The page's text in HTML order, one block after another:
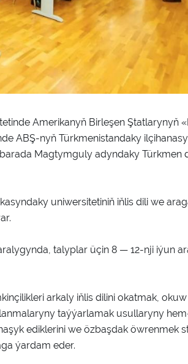
Amerikanyň Birleşen Ştatlarynyň
ABŞ-nyň Türkmenistandaky
Magtymguly adyndaky Türkmen
uniwersitetiniň iňlis dili we
talyplar üçin 8 — 12-nji iýun
arkaly iňlis dilini okatmak, okuw
taýýarlamak usullaryny
ediklerini we özbaşdak öwrenmek
ýardam eder.